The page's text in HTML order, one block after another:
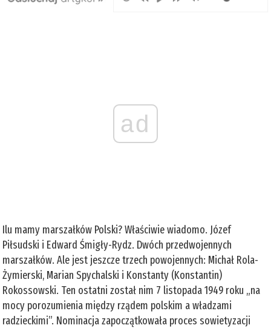
ad
Ilu mamy marszałków Polski? Właściwie wiadomo. Józef
Piłsudski i Edward Śmigły-Rydz. Dwóch przedwojennych
marszałków. Ale jest jeszcze trzech powojennych: Michał Rola-
Żymierski, Marian Spychalski i Konstanty (Konstantin)
Rokossowski. Ten ostatni został nim 7 listopada 1949 roku „na
mocy porozumienia między rządem polskim a władzami
radzieckimi”. Nominacja zapoczątkowała proces sowietyzacji